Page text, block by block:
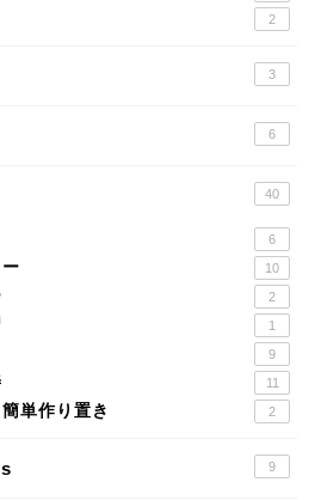
2
3
6
40
6
10
2
1
9
11
単作り置き 2
9